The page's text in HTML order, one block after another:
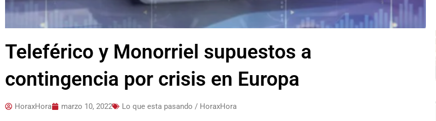
Teleférico y Monorriel supuestos a
contingencia por crisis en Europa
HoraxHora marzo 10, 2022 Lo que esta pasando / HoraxHora